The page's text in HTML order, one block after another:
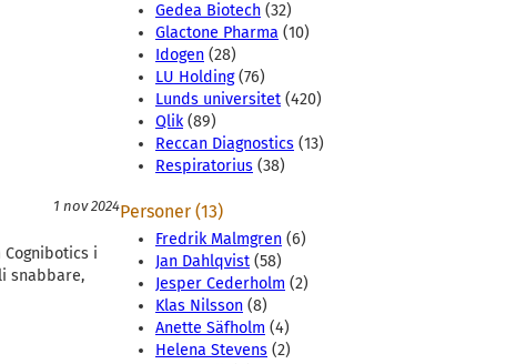
1 nov 2024
Cognibotics i
snabbare,
Gedea Biotech (32)
Glactone Pharma (10)
Idogen (28)
LU Holding(76)
Lunds universitet (420)
Qlik(89)
Reccan Diagnostics (13)
Respiratorius (38)
Personer (13)
Fredrik Malmgren (6)
Jan Dahlqvist (58)
Jesper Cederholm (2)
Klas Nilsson (8)
Anette Säfholm (4)
Helena Stevens (2)